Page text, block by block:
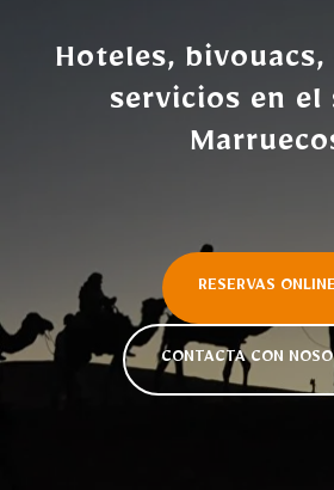
Hoteles,
servicios en el
RESERVAS ONLINE
CONTACTA CON